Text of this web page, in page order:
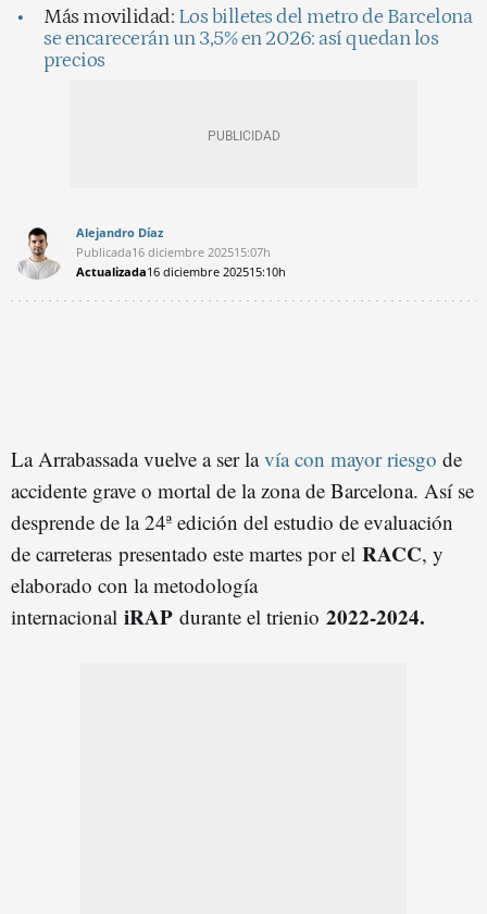
Más movilidad: Los billetes del metro de Barcelona
se encarecerán un 3,5% en 2026: así quedan los
precios
Alejandro Díaz
Publicada16 diciembre 202515:07h
Actualizada16 diciembre 202515:10h
La Arrabassada vuelve a ser lavía con mayor riesgo de
accidente grave o mortal de la zona de Barcelona. Así se
desprende de la 24ª edición del estudio de evaluación
de carreteras presentado este martes por el RACC, y
elaborado con la metodología
internacional iRAP durante el trienio 2022-2024.